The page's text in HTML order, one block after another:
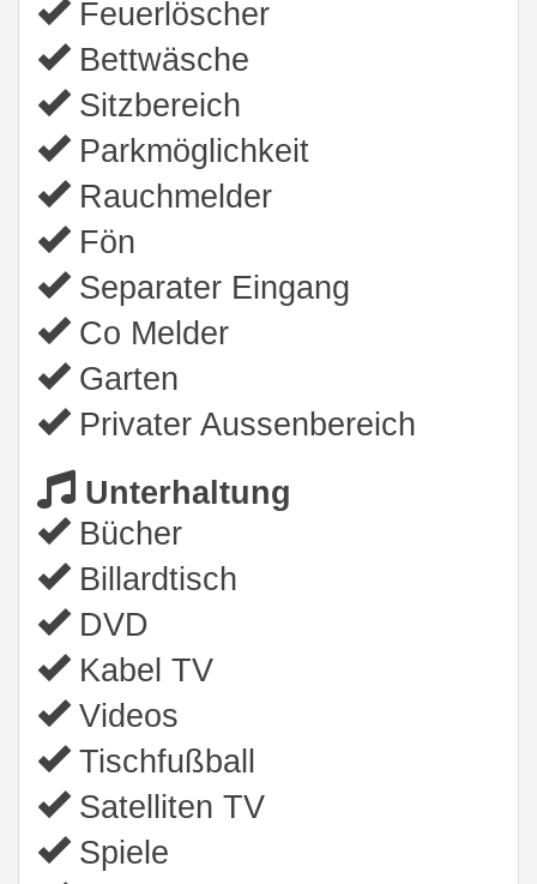
Feuerlöscher
Bettwäsche
Sitzbereich
Parkmöglichkeit
Rauchmelder
Fön
Separater Eingang
Co Melder
Garten
Privater Aussenbereich
Unterhaltung
Bücher
Billardtisch
DVD
Kabel TV
Videos
Tischfußball
Satelliten TV
Spiele